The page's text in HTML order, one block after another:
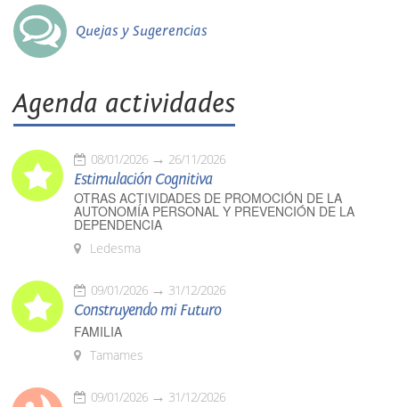
Quejas y Sugerencias
Agenda actividades
08/01/2026 26/11/2026
Estimulación Cognitiva
OTRAS ACTIVIDADES DE PROMOCIÓN DE LA
AUTONOMÍA PERSONAL Y PREVENCIÓN DE LA
DEPENDENCIA
Ledesma
09/01/2026 31/12/2026
Construyendo mi Futuro
FAMILIA
Tamames
09/01/2026 31/12/2026